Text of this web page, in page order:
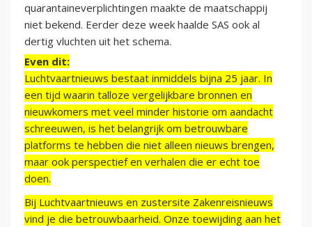
quarantaineverplichtingen maakte de maatschappij
niet bekend. Eerder deze week haalde SAS ook al
dertig vluchten uit het schema.
Even dit:
Luchtvaartnieuws bestaat inmiddels bijna 25 jaar. In
een tijd waarin talloze vergelijkbare bronnen en
nieuwkomers met veel minder historie om aandacht
schreeuwen, is het belangrijk om betrouwbare
platforms te hebben die niet alleen nieuws brengen,
maar ook perspectief en verhalen die er echt toe
doen.
Bij Luchtvaartnieuws en zustersite Zakenreisnieuws
vind je die betrouwbaarheid. Onze toewijding aan het